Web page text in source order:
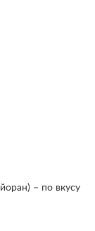
– по вкусу